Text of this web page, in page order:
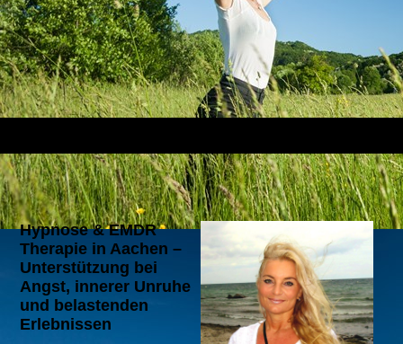
Hypnose & EMDR
Therapie in Aachen –
Unterstützung bei
Angst, innerer Unruhe
und belastenden
Erlebnissen